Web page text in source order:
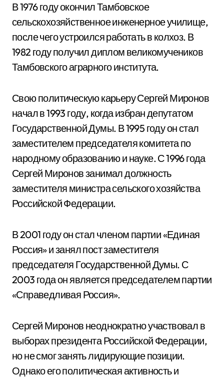
В 1976 году окончил Тамбовское
сельскохозяйственное инженерное училище,
после чего устроился работать в колхоз. В
1982 году получил диплом великомучеников
Тамбовского аграрного института.
Свою политическую карьеру Сергей Миронов
начал в 1993 году, когда избран депутатом
Государственной Думы. В 1995 году он стал
заместителем председателя комитета по
народному образованию и науке. С 1996 года
Сергей Миронов занимал должность
заместителя министра сельского хозяйства
Российской Федерации.
В 2001 году он стал членом партии «Единая
Россия» и занял пост заместителя
председателя Государственной Думы. С
2003 года он является председателем партии
«Справедливая Россия».
Сергей Миронов неоднократно участвовал в
выборах президента Российской Федерации,
но не смог занять лидирующие позиции.
Однако его политическая активность и